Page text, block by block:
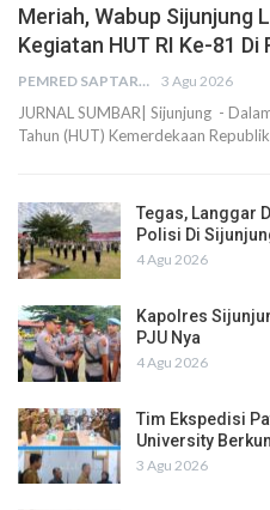
Meriah, Wabup Sijunjung
Kegiatan HUT RI Ke-81 Di
PEMRED SAPTARIUS 3 Agu 2026
JURNAL SUMBAR| Sijunjung -
Tahun (HUT) Kemerdekaan
Tegas, Langgar
Polisi Di
4 Agu 2026
Kapolres
PJU Nya
4 Agu 2026
Tim Ekspedisi
University
3 Agu 2026